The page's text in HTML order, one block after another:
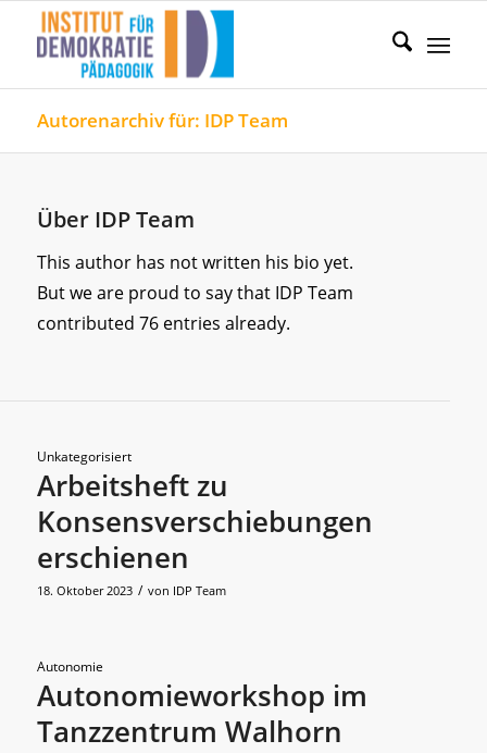
Autorenarchiv für: IDP Team
Über IDP Team
This author has not written his bio yet.
But we are proud to say that IDP Team
contributed 76 entries already.
Unkategorisiert
Arbeitsheft zu
Konsensverschiebungen
erschienen
18. Oktober 2023 / von IDP Team
Autonomie
Autonomieworkshop im
Tanzzentrum Walhorn